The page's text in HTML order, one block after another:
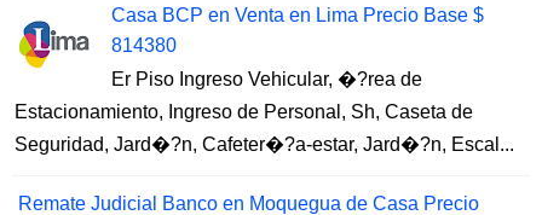
Casa BCP en Venta en Lima Precio Base $
814380
Er Piso Ingreso Vehicular, �?rea de
Estacionamiento, Ingreso de Personal, Sh, Caseta de
Seguridad, Jard�?n, Cafeter�?a-estar, Jard�?n, Escal...
Remate Judicial Banco en Moquegua de Casa Precio